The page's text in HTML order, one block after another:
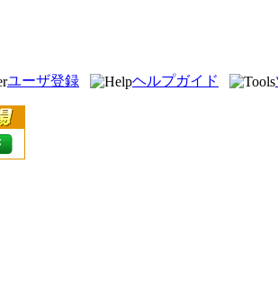
ユーザ登録 ヘルプガイド